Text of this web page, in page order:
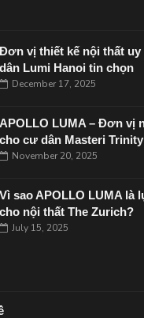
Đơn vị thiết kế nội thất
dân Lumi Hanoi tin chọn
December 17, 2025
APOLLO LUMA – Đơn vị
cho cư dân Masteri
November 20, 2025
Vì sao APOLLO LUMA là
cho nội thất The Zurich?
July 15, 2025